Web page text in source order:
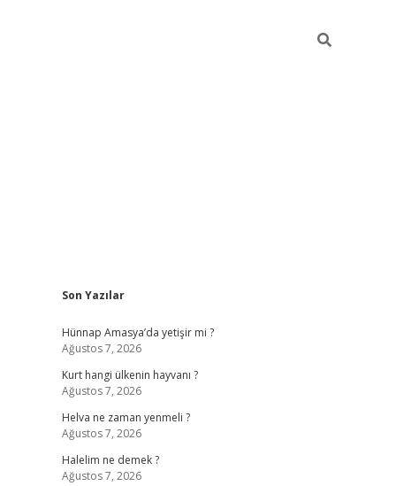
Sidebar
Son Yazılar
Hünnap Amasya’da yetişir mi ?
Ağustos 7, 2026
Kurt hangi ülkenin hayvanı ?
Ağustos 7, 2026
Helva ne zaman yenmeli ?
Ağustos 7, 2026
Halelim ne demek ?
Ağustos 7, 2026